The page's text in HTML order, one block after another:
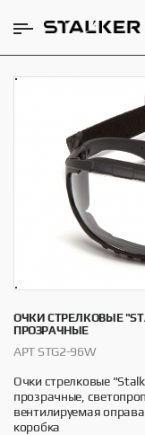
ОЧКИ СТРЕЛКОВЫЕ
ПРОЗРАЧНЫЕ
АРТ STG2-96W
Очки стрелковые
прозрачные,
вентилируемая
коробка